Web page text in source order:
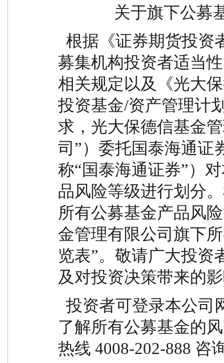
关
募集机构投资者适当
相关规定以及《光大
投资基金/资产管理计
求，光大保德信基金
司”）委托国泰海通证
称“国泰海通证券”）
品风险等级进行划分
所有公募基金产品风
金管理有限公司旗下
览表”。敬请广大投资
及对投资决策带来的
了解所有公募基金的
热线 4008-202-888 咨